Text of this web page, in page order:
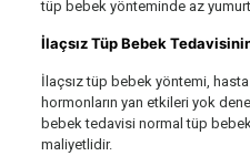
tüp bebek yönteminde az
İlaçsız Tüp Bebek
İlaçsız tüp bebek yöntemi,
hormonların yan etkileri yok
bebek tedavisi normal tüp
maliyetlidir.